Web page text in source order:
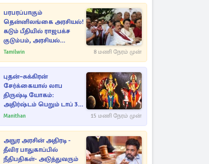
பரபரப்பாகும்
தென்னிலங்கை அரசியல்!
கடும் பீதியில் ராஜபக்ச
குடும்பம், அரசியல்
நட்புகள்
Tamilwin 8 மணி நேரம் முன்
புதன்–சுக்கிரன்
சேர்க்கையால் லாப
திருஷ்டி யோகம்:
அதிர்ஷ்டம் பெறும் டாப் 3
ராசிகள்!
Manithan 15 மணி நேரம் முன்
அநுர அரசின் அதிரடி -
தீவிர பாதுகாப்பில்
நீதிபதிகள்- அடுத்துவரும்